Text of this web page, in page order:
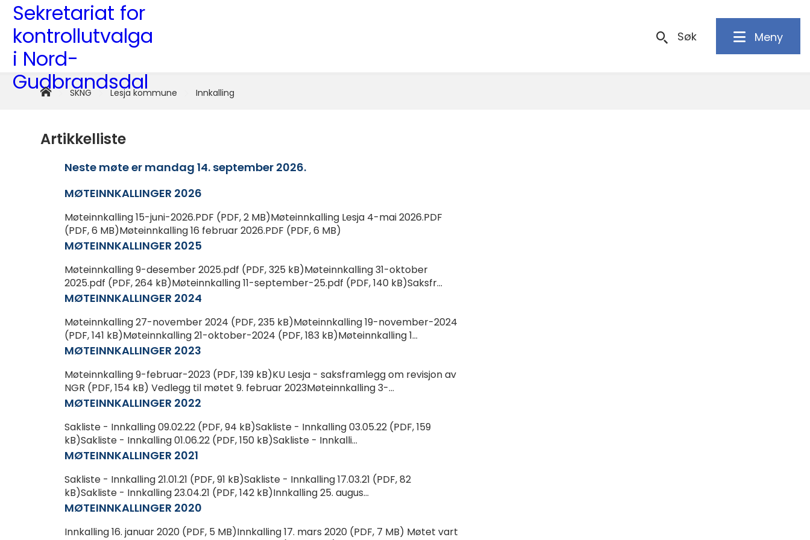
SKNG
-
Sekretariat
kontrollutvalga
Nord-
Gudbrandsdal
Søk Meny
DuHjemSKNG Lesja kommune Innkalling
Artikkelliste
Neste møte er mandag 14. september 2026.
MØTEINNKALLINGER 2026
Møteinnkalling 15-juni-2026.PDF (PDF, 2 MB)Møteinnkalling Lesja 4-mai 2026.PDF
(PDF, 6 MB)Møteinnkalling 16 februar 2026.PDF (PDF, 6 MB)
MØTEINNKALLINGER 2025
Møteinnkalling 9-desember 2025.pdf (PDF, 325 kB)Møteinnkalling 31-oktober
2025.pdf (PDF, 264 kB)Møteinnkalling 11-september-25.pdf (PDF, 140 kB)Saksfr...
MØTEINNKALLINGER 2024
Møteinnkalling 27-november 2024 (PDF, 235 kB)Møteinnkalling 19-november-2024
(PDF, 141 kB)Møteinnkalling 21-oktober-2024 (PDF, 183 kB)Møteinnkalling 1...
MØTEINNKALLINGER 2023
Møteinnkalling 9-februar-2023 (PDF, 139 kB)KU Lesja - saksframlegg om revisjon av
NGR (PDF, 154 kB) Vedlegg til møtet 9. februar 2023Møteinnkalling 3-...
MØTEINNKALLINGER 2022
Sakliste - Innkalling 09.02.22 (PDF, 94 kB)Sakliste - Innkalling 03.05.22 (PDF, 159
kB)Sakliste - Innkalling 01.06.22 (PDF, 150 kB)Sakliste - Innkalli...
MØTEINNKALLINGER 2021
Sakliste - Innkalling 21.01.21 (PDF, 91 kB)Sakliste - Innkalling 17.03.21 (PDF, 82
kB)Sakliste - Innkalling 23.04.21 (PDF, 142 kB)Innkalling 25. augus...
MØTEINNKALLINGER 2020
Innkalling 16. januar 2020 (PDF, 5 MB)Innkalling 17. mars 2020 (PDF, 7 MB) Møtet vart